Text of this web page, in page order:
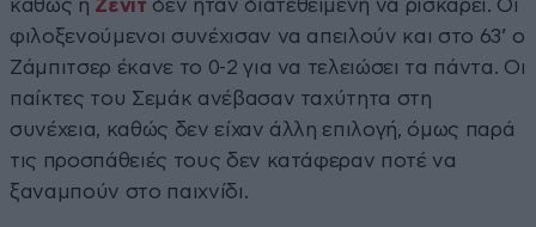
καθώς η Ζενίτ δεν ήταν διατεθειμένη να ρισκάρει. Οι
φιλοξενούμενοι συνέχισαν να απειλούν και στο 63’ ο
Ζάμπιτσερ έκανε το 0-2 για να τελειώσει τα πάντα. Οι
παίκτες του Σεμάκ ανέβασαν ταχύτητα στη
συνέχεια, καθώς δεν είχαν άλλη επιλογή, όμως παρά
τις προσπάθειές τους δεν κατάφεραν ποτέ να
ξαναμπούν στο παιχνίδι.